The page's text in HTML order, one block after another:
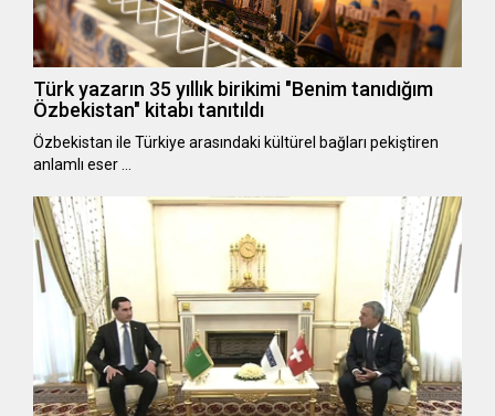
Türk yazarın 35 yıllık birikimi "Benim tanıdığım
Özbekistan" kitabı tanıtıldı
Özbekistan ile Türkiye arasındaki kültürel bağları pekiştiren
anlamlı eser …